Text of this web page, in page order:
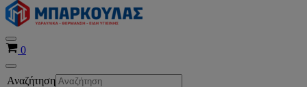
Μενού
πλοήγησης
Καλάθι
0
Μενού
πλοήγησης
Αναζήτηση